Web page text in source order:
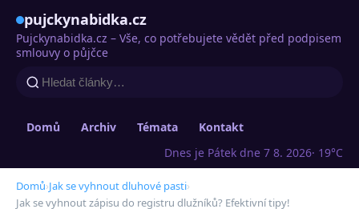
pujckynabidka.cz
Pujckynabidka.cz – Vše, co potřebujete vědět před podpisem
smlouvy o půjčce
Domů Archiv Témata
Kontakt
Dnes je Pátek dne 7 8. 2026· 19°C
Domů›Jak se vyhnout dluhové pasti›
Jak se vyhnout zápisu do registru dlužníků? Efektivní tipy!